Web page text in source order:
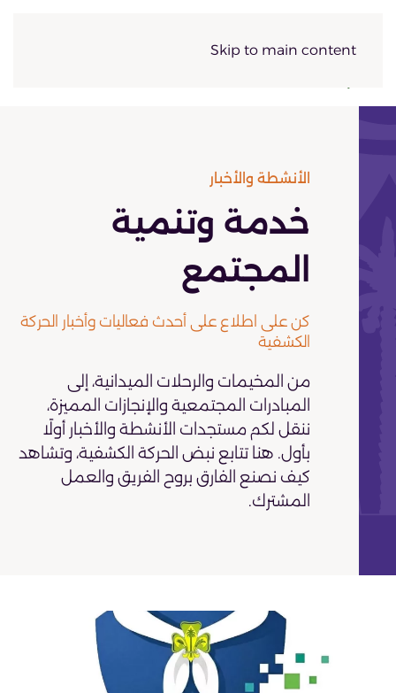
Skip to main content
الأنشطة والأخبار
خدمة وتنمية
المجتمع
كن على اطلاع على أحدث فعاليات وأخبار الحركة
الكشفية
من المخيمات والرحلات الميدانية، إلى
المبادرات المجتمعية والإنجازات المميزة،
ننقل لكم مستجدات الأنشطة والأخبار أولًا
بأول. هنا تتابع نبض الحركة الكشفية، وتشاهد
كيف نصنع الفارق بروح الفريق والعمل
المشترك.